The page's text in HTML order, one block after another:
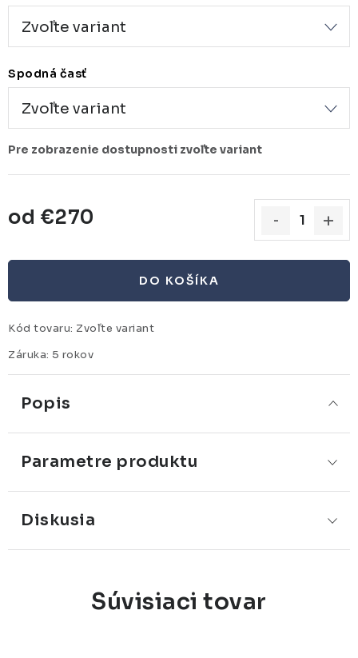
Spodná časť
od €270
DO KOŠÍKA
Kód tovaru: Zvoľte variant
Záruka: 5 rokov
Popis
Parametre produktu
Diskusia
Súvisiaci tovar